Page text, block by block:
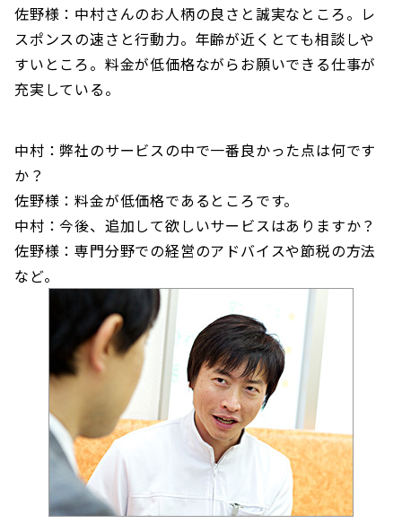
佐野様：中村さんのお人柄の良さと誠実なところ。レ
スポンスの速さと行動力。年齢が近くとても相談しや
すいところ。料金が低価格ながらお願いできる仕事が
充実している。
中村：弊社のサービスの中で一番良かった点は何です
か？
佐野様：料金が低価格であるところです。
中村：今後、追加して欲しいサービスはありますか？
佐野様：専門分野での経営のアドバイスや節税の方法
など。